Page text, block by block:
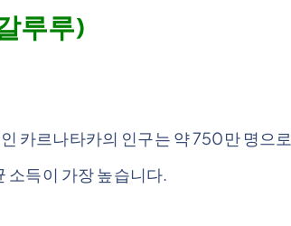
루루)
카르나타카의 인구는 약 750만 명으
소득이 가장 높습니다.